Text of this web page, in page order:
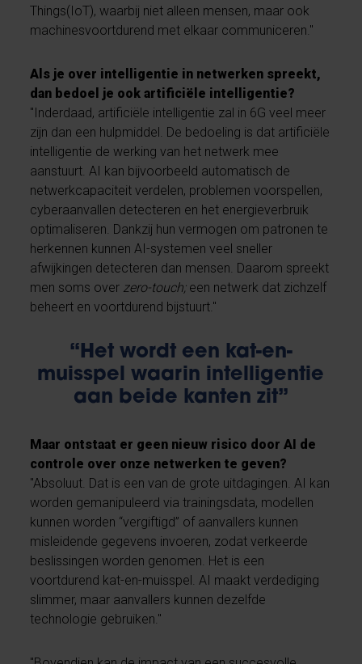
Things(IoT), waarbij niet alleen mensen, maar ook
machinesvoortdurend met elkaar communiceren."
Als je over intelligentie in netwerken spreekt,
dan bedoel je ook artificiële intelligentie?
"Inderdaad, artificiële intelligentie zal in 6G veel meer
zijn dan een hulpmiddel. De bedoeling is dat artificiële
intelligentie de werking van het netwerk mee
aanstuurt. AI kan bijvoorbeeld automatisch de
netwerkcapaciteit verdelen, problemen voorspellen,
cyberaanvallen detecteren en het energieverbruik
optimaliseren. Dankzij hun vermogen om patronen te
herkennen kunnen AI-systemen veel sneller
afwijkingen detecteren dan mensen. Daarom spreekt
men soms over zero-touch;een netwerk dat zichzelf
beheert en voortdurend bijstuurt."
“Het wordt een kat-en-
muisspel waarin intelligentie
aan beide kanten zit”
Maar ontstaat er geen nieuw risico door AI de
controle over onze netwerken te geven?
"Absoluut. Dat is een van de grote uitdagingen. AI kan
worden gemanipuleerd via trainingsdata, modellen
kunnen worden “vergiftigd” of aanvallers kunnen
misleidende gegevens invoeren, zodat verkeerde
beslissingen worden genomen. Het is een
voortdurend kat-en-muisspel. AI maakt verdediging
slimmer, maar aanvallers kunnen dezelfde
technologie gebruiken."